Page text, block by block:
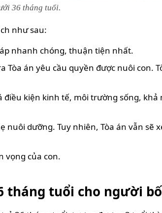
36 tháng tuổi.
như sau:
nhanh chóng, thuận tiện nhất.
án yêu cầu quyền được nuôi con.
kiện kinh tế, môi trường sống, khả
dưỡng. Tuy nhiên, Tòa án vẫn sẽ
vọng của con.
tháng tuổi cho người